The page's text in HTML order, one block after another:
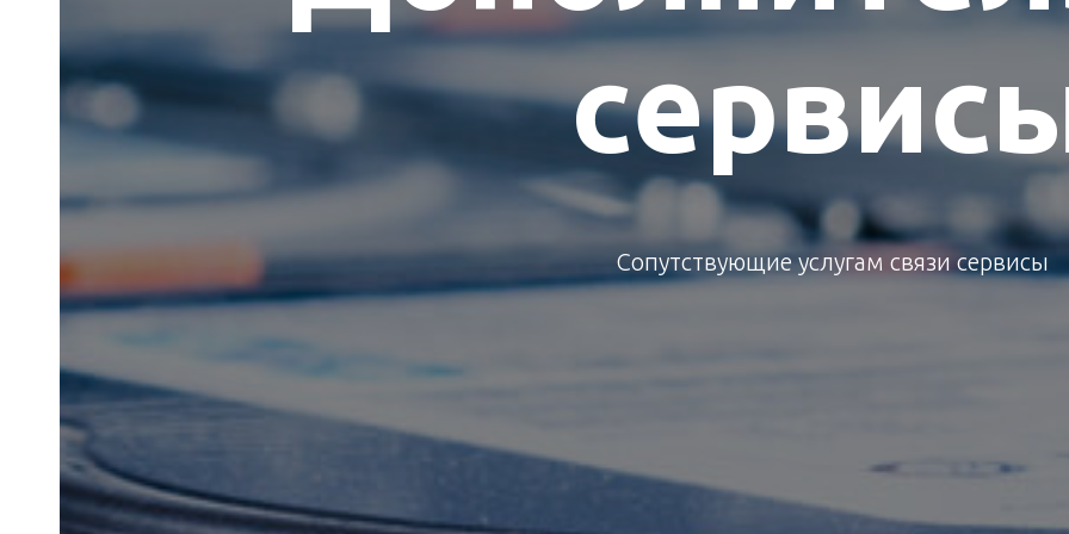
Сопутствующие услугам связи сервисы